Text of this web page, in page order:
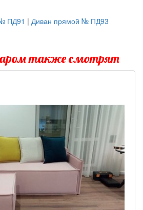
ПД91 | Диван прямой № ПД93
также смотрят